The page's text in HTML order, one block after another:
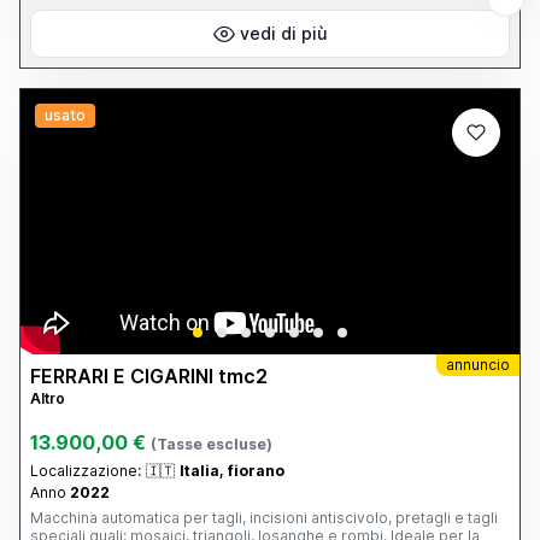
vedi di più
usato
annuncio
FERRARI E CIGARINI tmc2
Altro
13.900,00 € (Tasse escluse)
Localizzazione: 🇮🇹 Italia, fiorano
Anno 2022
Macchina automatica per tagli, incisioni antiscivolo, pretagli e tagli
speciali quali: mosaici, triangoli, losanghe e rombi. Ideale per la